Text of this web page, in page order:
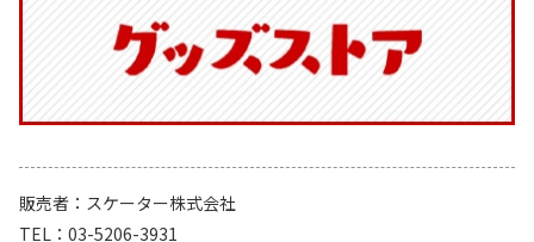
販売者
スケーター株式会社
TEL
03-5206-3931